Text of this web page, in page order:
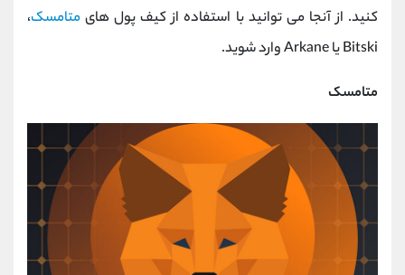
کنید. از آنجا می توانید با استفاده از کیف پول های متامسک،
Bitski یا Arkane وارد شوید.
متامسک